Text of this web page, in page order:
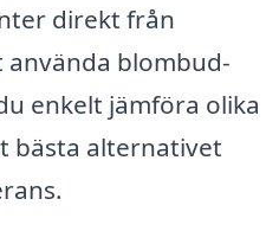
direkt från
blombud-
enkelt jämföra olika
bästa alternativet